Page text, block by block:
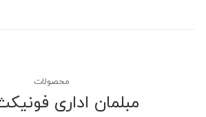
محصولات
مبلمان اداری